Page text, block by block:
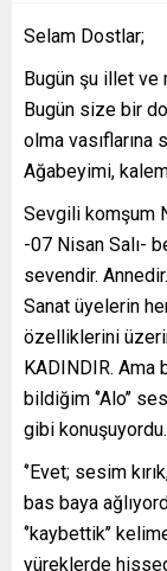
Selam Dostlar;
Bugün şu illet ve
Bugün size bir
olma vasıflarına
Ağabeyimi,
Sevgili komşum
-07 Nisan Salı-
sevendir.
Sanat üyelerin
özelliklerini
KADINDIR. Ama
bildiğim ‘’Alo’’
gibi konuşuyordu.
‘’Evet; sesim
bas baya
‘’kaybettik’’
yüreklerde